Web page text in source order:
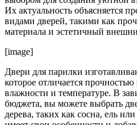
Их актуальность объясняется
видами дверей, такими как
материала и эстетичный
[image]
Двери для парилки
которое отличается
влажности и температуре. В
бюджета, вы можете выбрать
дерева, таких как сосна, ель